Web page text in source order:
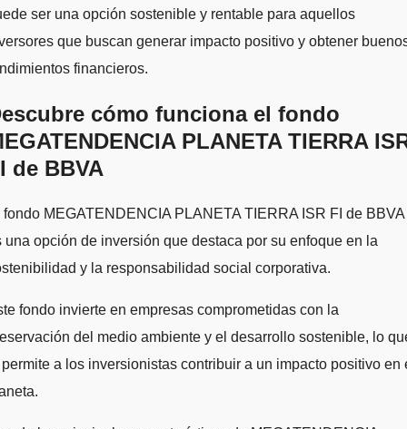
ser una opción sostenible y rentable para aquellos
que buscan generar impacto positivo y obtener
financieros.
cómo funciona el fondo
PLANETA TIERRA
de BBVA
fondo MEGATENDENCIA PLANETA TIERRA ISR FI de BBVA
una opción de inversión que destaca por su enfoque en la
y la responsabilidad social corporativa.
fondo invierte en empresas comprometidas con la
del medio ambiente y el desarrollo sostenible, lo
a los inversionistas contribuir a un impacto positivo en